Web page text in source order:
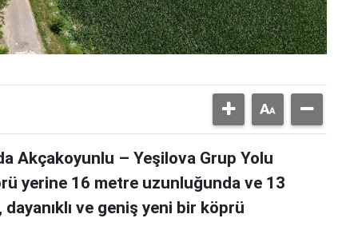
Akçakoyunlu – Yeşilova Grup Yolu
yerine 16 metre uzunluğunda ve 13
ve geniş yeni bir köprü